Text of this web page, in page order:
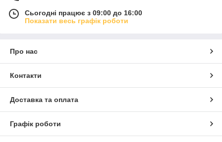
Сьогодні працює з 09:00 до 16:00
Показати весь графік роботи
Про нас
Контакти
Доставка та оплата
Графік роботи